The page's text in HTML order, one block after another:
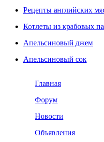
Рецепты английских
Котлеты из крабовых
Апельсиновый джем
Апельсиновый сок
Главная
Форум
Новости
Объявления